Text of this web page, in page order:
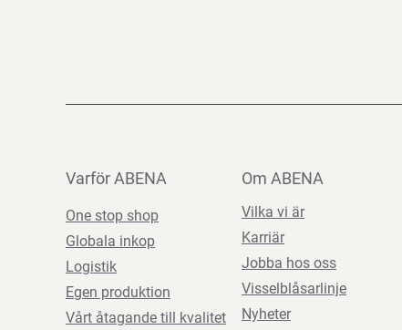
Varför ABENA
One stop shop
Globala inkop
Logistik
Egen produktion
Vårt åtagande till kvalitet
Om ABENA
Vilka vi är
Karriär
Jobba hos oss
Visselblåsarlinje
Nyheter